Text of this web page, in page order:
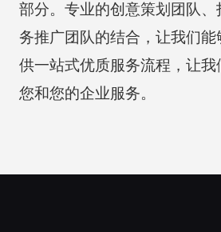
部分。专业的创意策划团队、
务推广团队的结合，让我们
供一站式优质服务流程，让
您和您的企业服务。